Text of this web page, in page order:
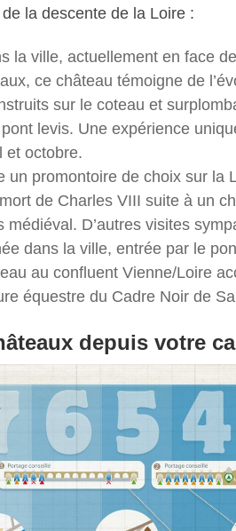
la descente de la Loire :
la ville, actuellement en face
ce château témoigne de
sur le coteau et
levis. Une expérience
et octobre.
un promontoire de choix sur
de Charles VIII suite à un
médiéval. D’autres visites
dans la ville, entrée par le
au confluent Vienne/Loire
équestre du Cadre Noir de
depuis votre